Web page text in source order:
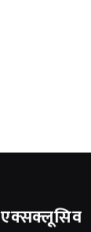
एक्सक्लूसिव